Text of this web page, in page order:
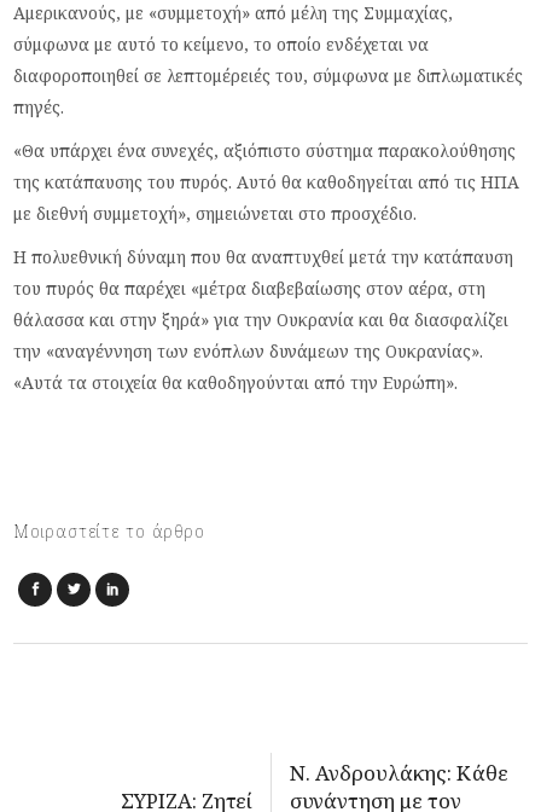
Αμερικανούς, με «συμμετοχή» από μέλη της Συμμαχίας,
σύμφωνα με αυτό το κείμενο, το οποίο ενδέχεται να
διαφοροποιηθεί σε λεπτομέρειές του, σύμφωνα με διπλωματικές
πηγές.
«Θα υπάρχει ένα συνεχές, αξιόπιστο σύστημα παρακολούθησης
της κατάπαυσης του πυρός. Αυτό θα καθοδηγείται από τις ΗΠΑ
με διεθνή συμμετοχή», σημειώνεται στο προσχέδιο.
Η πολυεθνική δύναμη που θα αναπτυχθεί μετά την κατάπαυση
του πυρός θα παρέχει «μέτρα διαβεβαίωσης στον αέρα, στη
θάλασσα και στην ξηρά» για την Ουκρανία και θα διασφαλίζει
την «αναγέννηση των ενόπλων δυνάμεων της Ουκρανίας».
«Αυτά τα στοιχεία θα καθοδηγούνται από την Ευρώπη».
Μοιραστείτε το άρθρο
ΣΥΡΙΖΑ: Ζητεί
Ν. Ανδρουλάκης: Κάθε
συνάντηση με τον